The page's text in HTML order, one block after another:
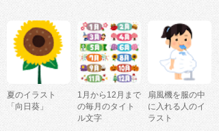
夏のイラスト
「向日葵」
1月から12月まで
の毎月のタイト
ル文字
扇風機を服の中
に入れる人のイ
ラスト